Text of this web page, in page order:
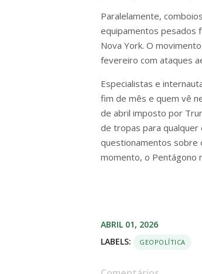
Paralelamente,
equipamentos pesados
Nova York. O
fevereiro com ataques
Especialistas e
fim de mês e quem vê
de abril imposto por
de tropas para qualquer
questionamentos sobre
momento, o Pentágono
ABRIL 01, 2026
LABELS:
GEOPOLÍTICA